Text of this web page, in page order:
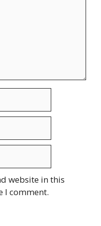
website in this
I comment.